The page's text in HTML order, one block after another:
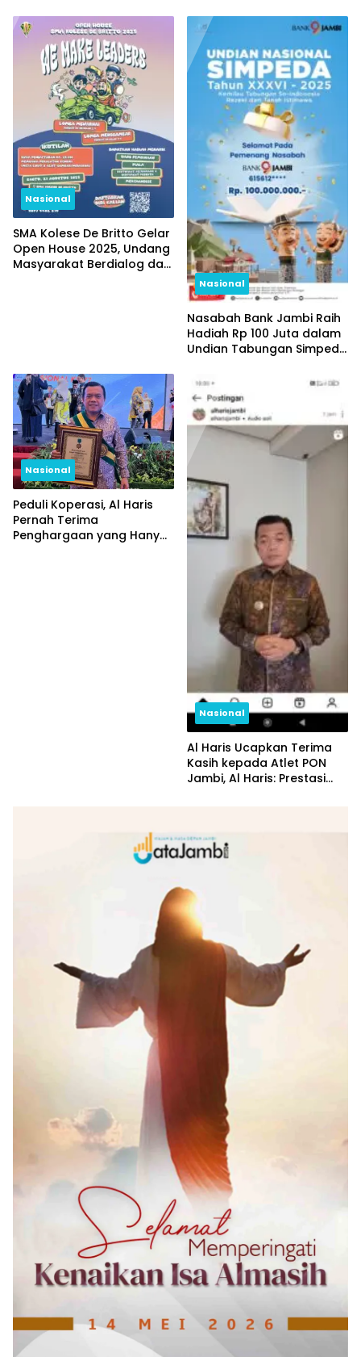
Nasional
SMA Kolese De Britto Gelar
Open House 2025, Undang
Masyarakat Berdialog dan
Nasional
Nasabah Bank Jambi Raih
Hadiah Rp 100 Juta dalam
Undian Tabungan Simpeda
Nasional
Peduli Koperasi, Al Haris
Pernah Terima
Penghargaan yang Hanya
Nasional
Al Haris Ucapkan Terima
Kasih kepada Atlet PON
Jambi, Al Haris: Prestasi